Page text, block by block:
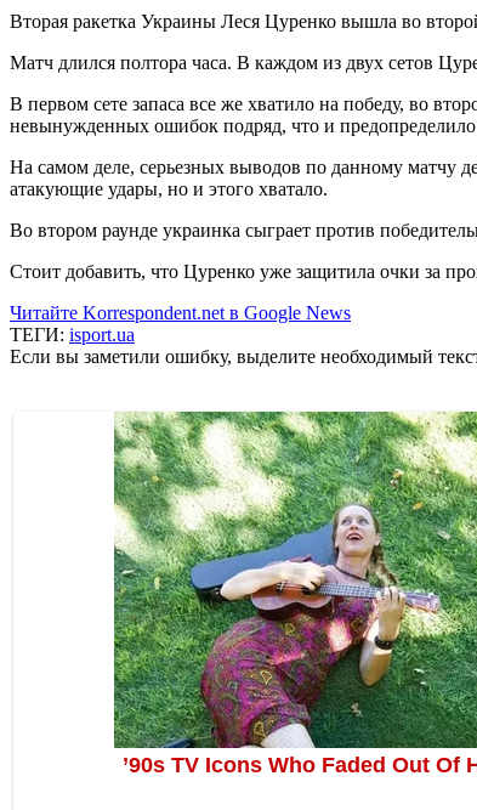
Вторая ракетка Украины Леся Цуренко вышла во
Матч длился полтора часа. В каждом из двух сетов
В первом сете запаса все же хватило на победу, во
невынужденных ошибок подряд, что и предопределило
На самом деле, серьезных выводов по данному матчу
атакующие удары, но и этого хватало.
Во втором раунде украинка сыграет против
Стоит добавить, что Цуренко уже защитила очки за
Читайте Korrespondent.net в Google News
ТЕГИ: isport.ua
Если вы заметили ошибку, выделите необходимый